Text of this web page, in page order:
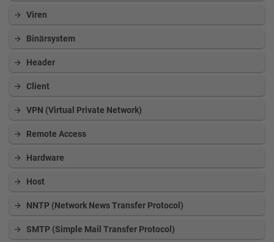
Viren
Binärsystem
Header
Client
VPN (Virtual Private Network)
Remote Access
Hardware
Host
NNTP (Network News Transfer Protocol)
SMTP (Simple Mail Transfer Protocol)